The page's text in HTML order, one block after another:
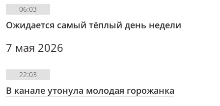
06:03
Ожидается самый тёплый день недели
7 мая 2026
22:03
В канале утонула молодая горожанка